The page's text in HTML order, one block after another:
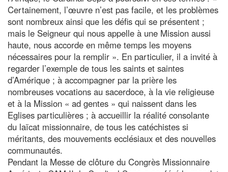
Certainement, l’œuvre n’est pas facile, et les problèmes
sont nombreux ainsi que les défis qui se présentent ;
mais le Seigneur qui nous appelle à une Mission aussi
haute, nous accorde en même temps les moyens
nécessaires pour la remplir ». En particulier, il a invité à
regarder l’exemple de tous les saints et saintes
d’Amérique ; à accompagner par la prière les
nombreuses vocations au sacerdoce, à la vie religieuse
et à la Mission « ad gentes » qui naissent dans les
Eglises particulières ; à accueillir la réalité consolante
du laïcat missionnaire, de tous les catéchistes si
méritants, des mouvements ecclésiaux et des nouvelles
communautés.
Pendant la Messe de clôture du Congrès Missionnaire